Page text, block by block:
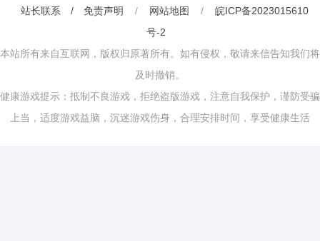
站长联系 / 免责声明
/ 网站地图 /
皖ICP备2023015610
号-2
本站所有来自互联网，版权归原著所有。如有侵权，敬请来信告知我们将
及时撤销。
健康游戏提示：抵制不良游戏，拒绝盗版游戏，注意自我保护，谨防受骗
上当，适度游戏益脑，沉迷游戏伤身，合理安排时间，享受健康生活